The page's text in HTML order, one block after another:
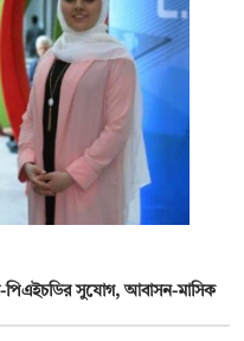
পিএইচডির সুযোগ, আবাসন-মাসিক